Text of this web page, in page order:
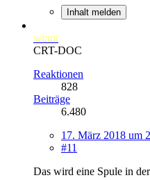
Inhalt melden
winni
CRT-DOC
Reaktionen
828
Beiträge
6.480
17. März 2018 um
#11
Das wird eine Spule in